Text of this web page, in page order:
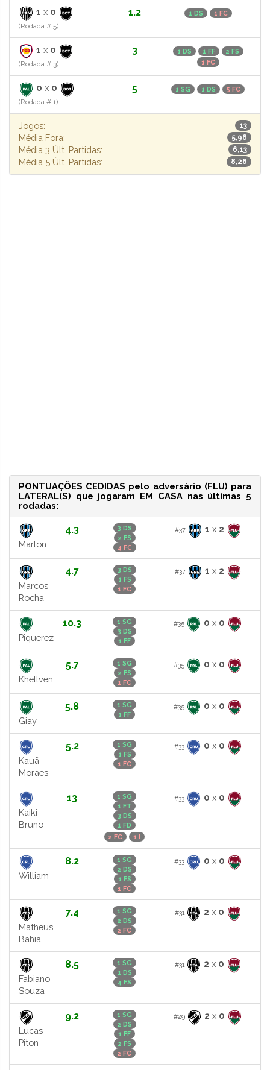
1 x 0
(Rodada # 5)
1.2 1 DS 1 FC
1 x 0
(Rodada # 3)
3 1 DS 1 FF
2 FS
1 FC
0 x 0
(Rodada # 1)
5 1 SG 1 DS 5 FC
Jogos: 13
Média Fora: 5,98
Média 3 Últ. Partidas: 6,13
Média 5 Últ. Partidas: 8,26
PONTUAÇÕES CEDIDAS pelo adversário (FLU) para
LATERAL(S) que jogaram EM CASA nas últimas 5
rodadas:
Marlon
4.3
3 DS
2 FS
4 FC
#37 1 x 2
Marcos
Rocha
4.7
3 DS
1 FS
1 FC
#37 1 x 2
Piquerez
10.3
1 SG
3 DS
1 FF
#35 0 x 0
Khellven
5.7
1 SG
2 FS
1 FC
#35 0 x 0
Giay
5.8
1 SG
1 FF
#35 0 x 0
Kauã
Moraes
5.2
1 SG
1 FS
1 FC
#33 0 x 0
Kaiki
Bruno
13
1 SG
1 FT
3 DS
1 FD
2 FC
1 I
#33 0 x 0
William
8.2
1 SG
2 DS
1 FS
1 FC
#33 0 x 0
Matheus
Bahia
7.4
1 SG
2 DS
2 FC
#31 2 x 0
Fabiano
Souza
8.5
1 SG
1 DS
4 FS
#31 2 x 0
Lucas
Piton
9.2
1 SG
2 DS
1 FF
2 FS
2 FC
#29 2 x 0